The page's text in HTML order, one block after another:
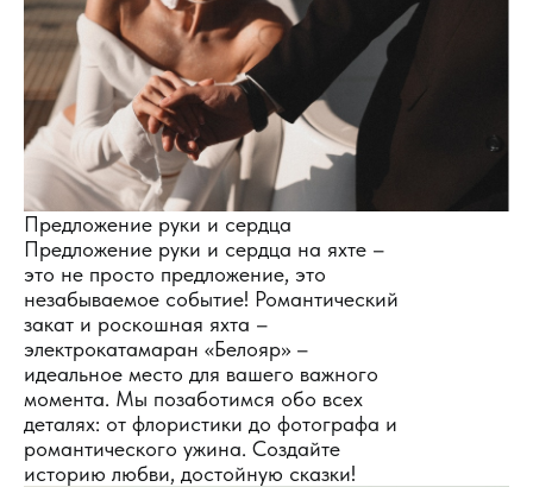
Предложение руки и сердца
Предложение руки и сердца на яхте –
это не просто предложение, это
незабываемое событие! Романтический
закат и роскошная яхта –
электрокатамаран «Белояр» –
идеальное место для вашего важного
момента. Мы позаботимся обо всех
деталях: от флористики до фотографа и
романтического ужина. Создайте
историю любви, достойную сказки!